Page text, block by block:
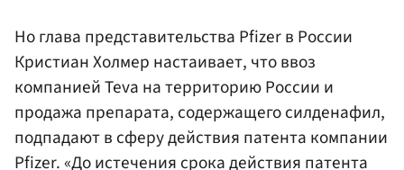
Но глава представительства Pfizer в России
Кристиан Холмер настаивает, что ввоз
компанией Teva на территорию России и
продажа препарата, содержащего силденафил,
подпадают в сферу действия патента компании
Pfizer. «До истечения срока действия патента